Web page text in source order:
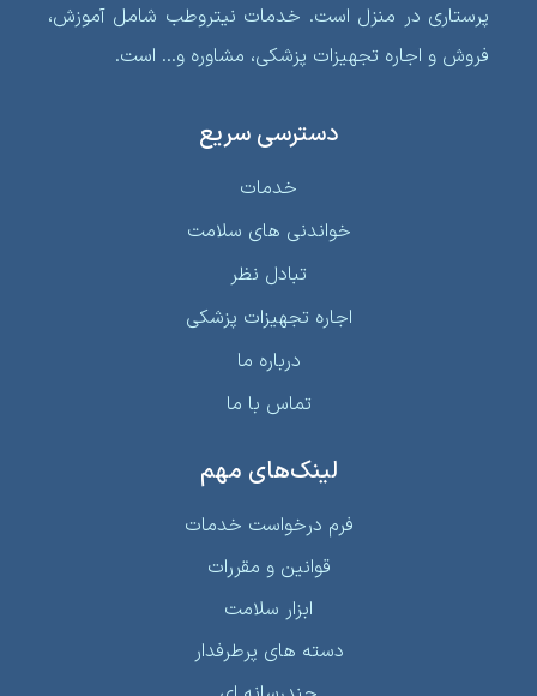
پرستاری در منزل است. خدمات نیتروطب شامل آموزش،
فروش و اجاره تجهیزات پزشکی، مشاوره و… است.
دسترسی سریع
خدمات
خواندنی‌ های سلامت
تبادل نظر
اجاره تجهیزات پزشکی
درباره ما
تماس با ما
لینک‌های مهم
فرم درخواست خدمات
قوانین و مقررات
ابزار سلامت
دسته های پرطرفدار